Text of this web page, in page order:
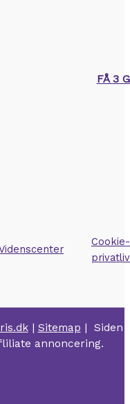
FÅ 3
| Sitemap | Siden
annoncering.